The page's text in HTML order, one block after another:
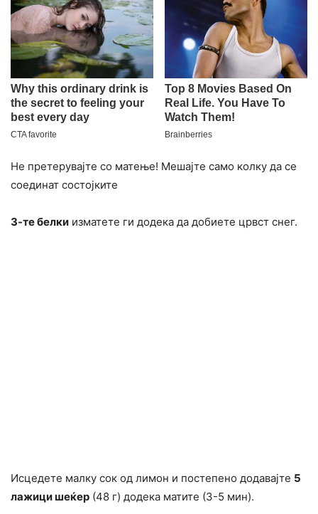
Не претерувајте со матење! Мешајте само колку да се
соединат состојките
3-те белки изматете ги додека да добиете црвст снег.
Исцедете малку сок од лимон и постепено додавајте 5
лажици шеќер (48 г) додека матите (3-5 мин).